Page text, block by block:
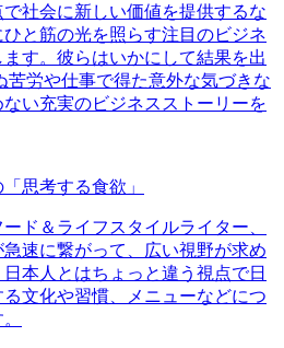
社会に新しい価値を提供するな
と筋の光を照らす注目のビジネ
す。彼らはいかにして結果を出
苦労や仕事で得た意外な気づきな
い充実のビジネスストーリーを
思考する食欲」
ド＆ライフスタイルライター、
速に繋がって、広い視野が求め
本人とはちょっと違う視点で日
文化や習慣、メニューなどにつ